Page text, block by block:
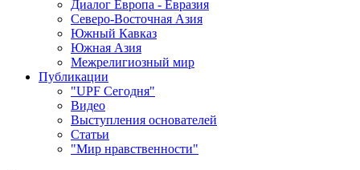
Диалог Европа - Евразия
Северо-Восточная Азия
Южный Кавказ
Южная Азия
Межрелигиозный мир
Публикации
"UPF Сегодня"
Видео
Выступления основателей
Статьи
"Мир нравственности"